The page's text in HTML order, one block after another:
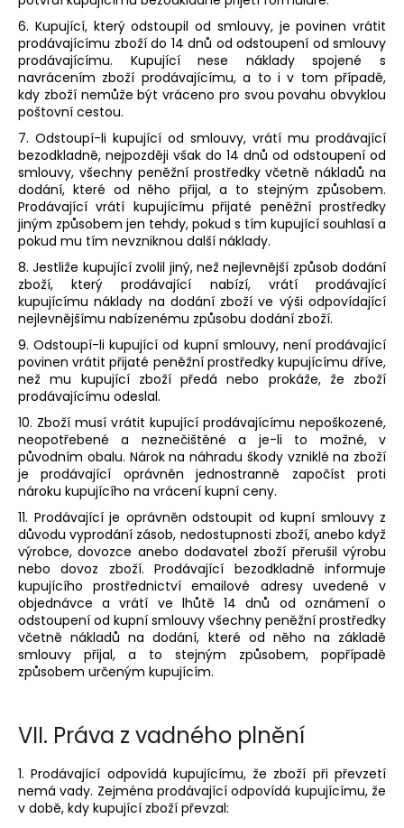
6. Kupující, který odstoupil od smlouvy, je povinen vrátit
prodávajícímu zboží do 14 dnů od odstoupení od smlouvy
prodávajícímu. Kupující nese náklady spojené s
navrácením zboží prodávajícímu, a to i v tom případě,
kdy zboží nemůže být vráceno pro svou povahu obvyklou
poštovní cestou.
7. Odstoupí-li kupující od smlouvy, vrátí mu prodávající
bezodkladně, nejpozději však do 14 dnů od odstoupení od
smlouvy, všechny peněžní prostředky včetně nákladů na
dodání, které od něho přijal, a to stejným způsobem.
Prodávající vrátí kupujícímu přijaté peněžní prostředky
jiným způsobem jen tehdy, pokud s tím kupující souhlasí a
pokud mu tím nevzniknou další náklady.
8. Jestliže kupující zvolil jiný, než nejlevnější způsob dodání
zboží, který prodávající nabízí, vrátí prodávající
kupujícímu náklady na dodání zboží ve výši odpovídající
nejlevnějšímu nabízenému způsobu dodání zboží.
9. Odstoupí-li kupující od kupní smlouvy, není prodávající
povinen vrátit přijaté peněžní prostředky kupujícímu dříve,
než mu kupující zboží předá nebo prokáže, že zboží
prodávajícímu odeslal.
10. Zboží musí vrátit kupující prodávajícímu nepoškozené,
neopotřebené a neznečištěné a je-li to možné, v
původním obalu. Nárok na náhradu škody vzniklé na zboží
je prodávající oprávněn jednostranně započíst proti
nároku kupujícího na vrácení kupní ceny.
11. Prodávající je oprávněn odstoupit od kupní smlouvy z
důvodu vyprodání zásob, nedostupnosti zboží, anebo když
výrobce, dovozce anebo dodavatel zboží přerušil výrobu
nebo dovoz zboží. Prodávající bezodkladně informuje
kupujícího prostřednictví emailové adresy uvedené v
objednávce a vrátí ve lhůtě 14 dnů od oznámení o
odstoupení od kupní smlouvy všechny peněžní prostředky
včetně nákladů na dodání, které od něho na základě
smlouvy přijal, a to stejným způsobem, popřípadě
způsobem určeným kupujícím.
VII. Práva z vadného plnění
1. Prodávající odpovídá kupujícímu, že zboží při převzetí
nemá vady. Zejména prodávající odpovídá kupujícímu, že
v době, kdy kupující zboží převzal: